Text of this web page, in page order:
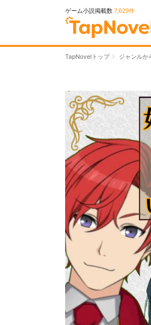
ゲーム小説掲載数 7,629件
TapNovelトップ ジャンルか